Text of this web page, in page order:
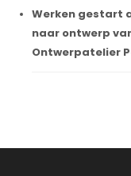
Werken gestart
naar ontwerp
Ontwerpatelier